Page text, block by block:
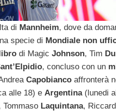
di Mannheim, dove da
specie di Mondiale non
di Magic Johnson, Tim
, concluso con un
Capobianco affronterà
alle 18) e Argentina(lunedi
Tommaso Laquintana,